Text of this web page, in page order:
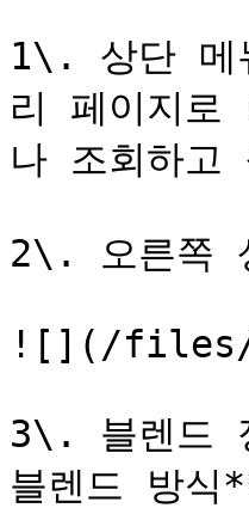
1\. 상단 메
리 페이지로
나 조회하고
2\. 오른쪽
![](/files/
3\. 블렌드
블렌드 방식